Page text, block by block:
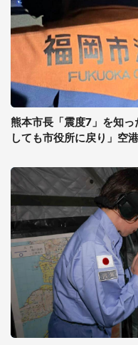
熊本市長「震度7」を知
しても市役所に戻り」空